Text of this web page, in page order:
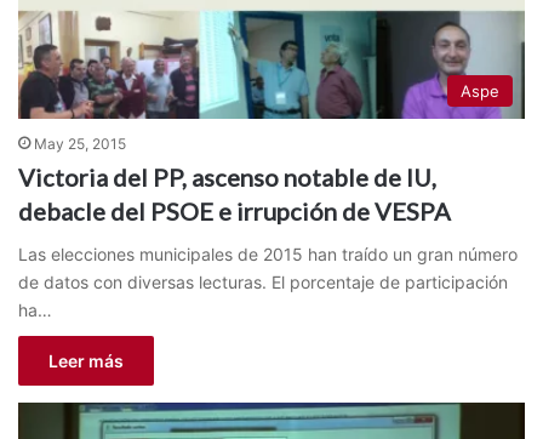
Aspe
May 25, 2015
Victoria del PP, ascenso notable de IU,
debacle del PSOE e irrupción de VESPA
Las elecciones municipales de 2015 han traído un gran número
de datos con diversas lecturas. El porcentaje de participación
ha…
Leer más